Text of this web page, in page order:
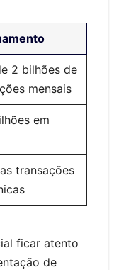
2 bilhões de
mensais
em
transações
ficar atento
de